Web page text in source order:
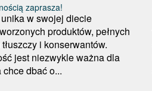
zaprasza!
w swojej diecie
produktów, pełnych
i konserwantów.
jest niezwykle ważna dla
dbać o...